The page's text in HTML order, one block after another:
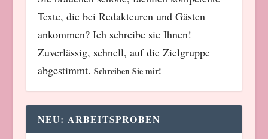
Texte, die bei Redakteuren und Gästen
ankommen? Ich schreibe sie Ihnen!
Zuverlässig, schnell, auf die Zielgruppe
abgestimmt. Schreiben Sie mir!
NEU: ARBEITSPROBEN